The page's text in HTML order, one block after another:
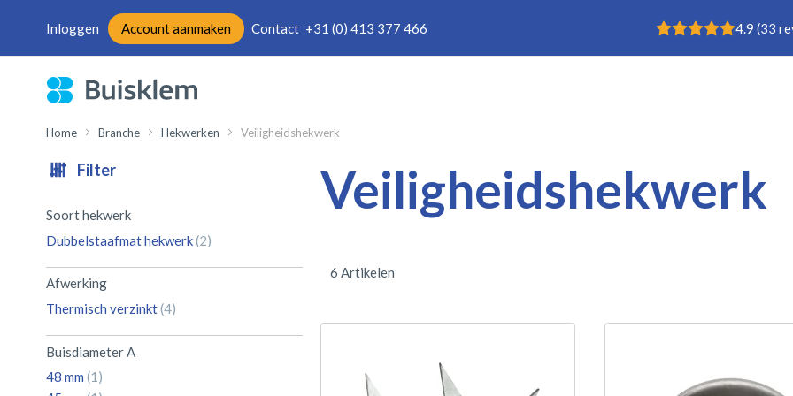
Inloggen Account aanmaken Contact +31 (0) 413 377 466 Buisklem
Rating: 4.9 4.9 (33
Ga
naar
inhoud
Home Branche Hekwerken Veiligheidshekwerk
Veiligheidshekwerk
6 Artikelen
Filter
Soort hekwerk
Dubbelstaafmat hekwerk 2
producten
Afwerking
Thermisch verzinkt 4
producten
Buisdiameter A
48 mm 1
product